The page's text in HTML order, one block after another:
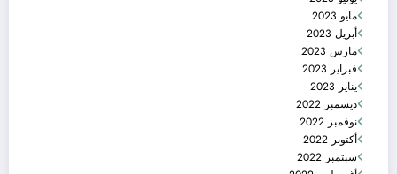
مايو 2023
أبريل 2023
مارس 2023
فبراير 2023
يناير 2023
ديسمبر 2022
نوفمبر 2022
أكتوبر 2022
سبتمبر 2022